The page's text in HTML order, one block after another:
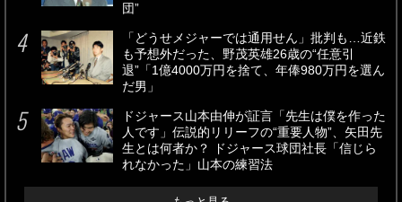
団”
「どうせメジャーでは通用せん」批判も…近鉄
も予想外だった、野茂英雄26歳の“任意引
退”「1億4000万円を捨て、年俸980万円を選ん
だ男」
ドジャース山本由伸が証言「先生は僕を作った
人です」伝説的リリーフの“重要人物”、矢田先
生とは何者か？ ドジャース球団社長「信じら
れなかった」山本の練習法